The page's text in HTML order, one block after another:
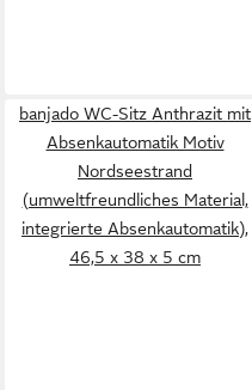
banjado WC-Sitz Anthrazit mit
Absenkautomatik Motiv
Nordseestrand
(umweltfreundliches Material,
integrierte Absenkautomatik),
46,5 x 38 x 5 cm